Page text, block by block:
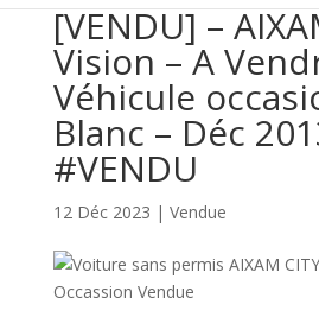
[VENDU] –
Vision – A
Véhicule
Blanc – Déc
#VENDU
12 Déc 2023 | Vendue